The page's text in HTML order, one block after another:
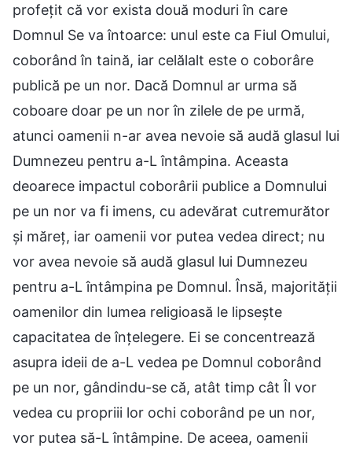
profețit că vor exista două moduri în care
Domnul Se va întoarce: unul este ca Fiul Omului,
coborând în taină, iar celălalt este o coborâre
publică pe un nor. Dacă Domnul ar urma să
coboare doar pe un nor în zilele de pe urmă,
atunci oamenii n-ar avea nevoie să audă glasul lui
Dumnezeu pentru a-L întâmpina. Aceasta
deoarece impactul coborârii publice a Domnului
pe un nor va fi imens, cu adevărat cutremurător
și măreț, iar oamenii vor putea vedea direct; nu
vor avea nevoie să audă glasul lui Dumnezeu
pentru a-L întâmpina pe Domnul. Însă, majorității
oamenilor din lumea religioasă le lipsește
capacitatea de înțelegere. Ei se concentrează
asupra ideii de a-L vedea pe Domnul coborând
pe un nor, gândindu-se că, atât timp cât Îl vor
vedea cu propriii lor ochi coborând pe un nor,
vor putea să-L întâmpine. De aceea, oamenii